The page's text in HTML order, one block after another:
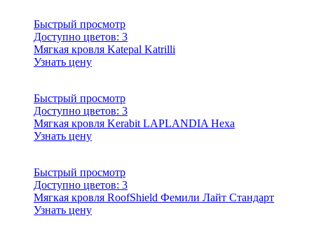
Быстрый просмотр
Доступно цветов: 3
Мягкая кровля Katepal Katrilli
Узнать цену
Быстрый просмотр
Доступно цветов: 3
Мягкая кровля Kerabit LAPLANDIA Hexa
Узнать цену
Быстрый просмотр
Доступно цветов: 3
Мягкая кровля RoofShield Фемили Лайт Стандарт
Узнать цену